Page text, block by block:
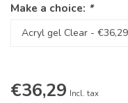
Make a choice: *
€36,29 Incl. tax